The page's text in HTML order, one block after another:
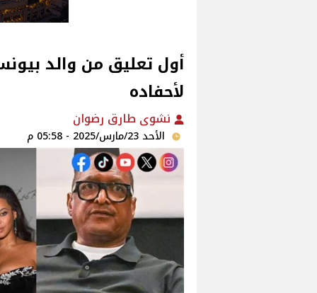
أول تعليق من والد
لأحفاده
نشوى طارق رضوان
الأحد 23/مارس/2025 - 05:58 م